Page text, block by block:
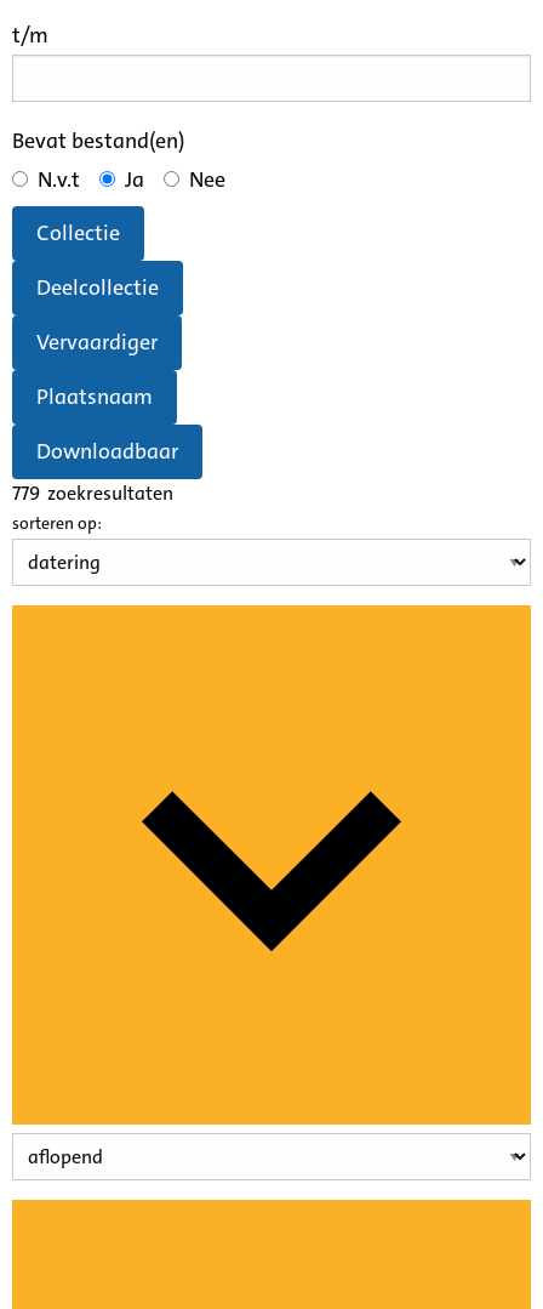
t/m
Bevat bestand(en)
N.v.t
Ja
Nee
Collectie
Deelcollectie
Vervaardiger
Plaatsnaam
Downloadbaar
779 zoekresultaten
sorteren op: